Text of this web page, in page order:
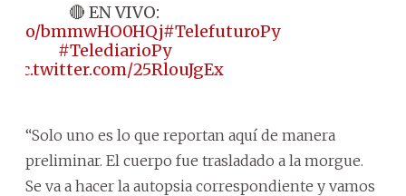
🔴 EN VIVO:
bmmwHO0HQj#TelefuturoPy
#TelediarioPy
pic.twitter.com/25RlouJgEx
“Solo uno es lo que reportan aquí de manera
preliminar. El cuerpo fue trasladado a la morgue.
Se va a hacer la autopsia correspondiente y vamos